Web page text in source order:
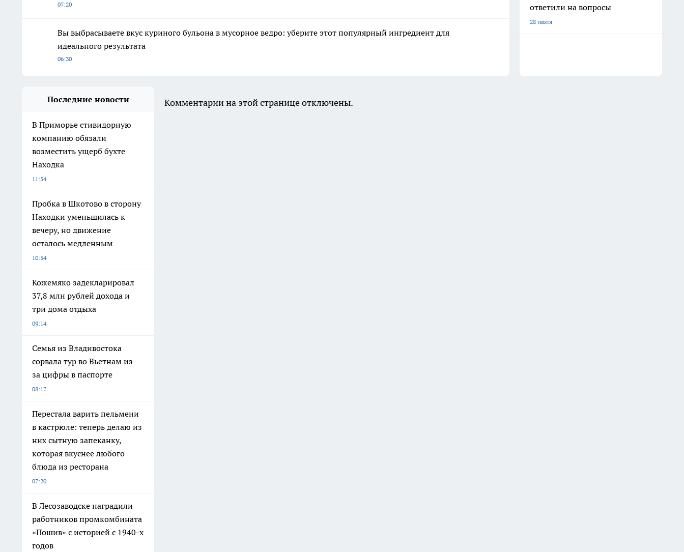
07:20
Вы выбрасываете вкус куриного бульона в мусорное ведро: уберите этот популярный ингредиент для
идеального результата
06:30
ответили на вопросы
28 июля
Последние новости
В Приморье стивидорную
компанию обязали
возместить ущерб бухте
Находка
11:54
Пробка в Шкотово в сторону
Находки уменьшилась к
вечеру, но движение
осталось медленным
10:54
Кожемяко задекларировал
37,8 млн рублей дохода и
три дома отдыха
09:14
Семья из Владивостока
сорвала тур во Вьетнам из-
за цифры в паспорте
08:17
Перестала варить пельмени
в кастрюле: теперь делаю из
них сытную запеканку,
которая вкуснее любого
блюда из ресторана
07:20
В Лесозаводске наградили
работников промкомбината
«Пошив» с историей с 1940-х
годов
Комментарии на этой странице отключены.